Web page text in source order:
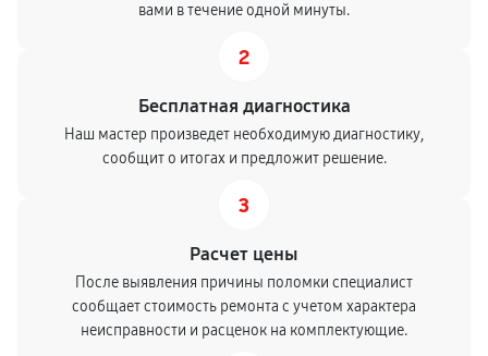
вами в течение одной минуты.
2
Бесплатная диагностика
Наш мастер произведет необходимую диагностику,
сообщит о итогах и предложит решение.
3
Расчет цены
После выявления причины поломки специалист
сообщает стоимость ремонта с учетом характера
неисправности и расценок на комплектующие.